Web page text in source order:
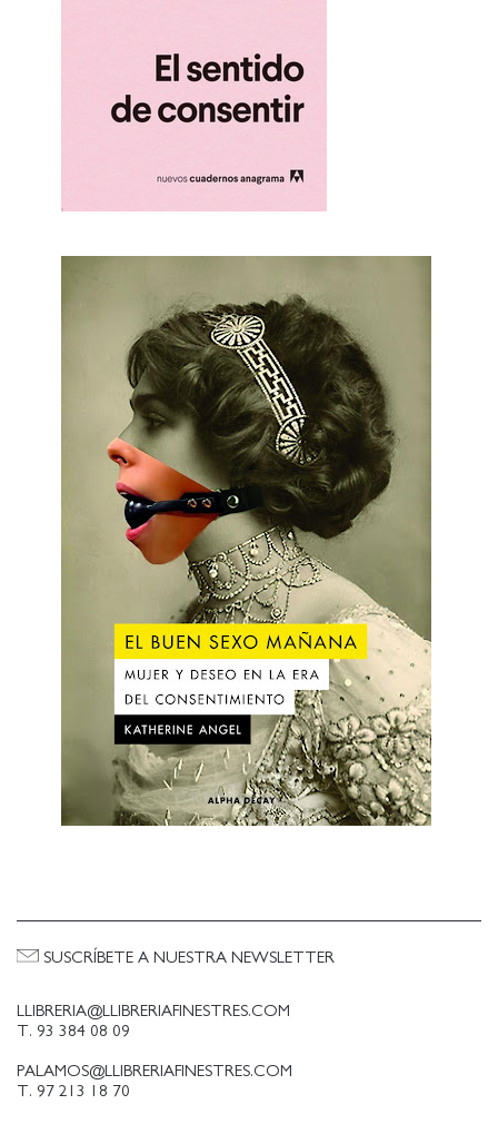
LLIBRERIA@LLIBRERIAFINESTRES.COM
T. 93 384 08 09
PALAMOS@LLIBRERIAFINESTRES.COM
T. 97 213 18 70
SUSCRÍBETE A NUESTRA NEWSLETTER